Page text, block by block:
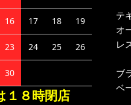
16 17 18 19
23 24 25 26
30
１８時閉店
テ
オ
レ
ブ
ベ